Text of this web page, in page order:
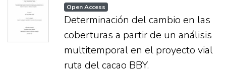
Open Access
Determinación del cambio en las
coberturas a partir de un análisis
multitemporal en el proyecto vial
ruta del cacao BBY.